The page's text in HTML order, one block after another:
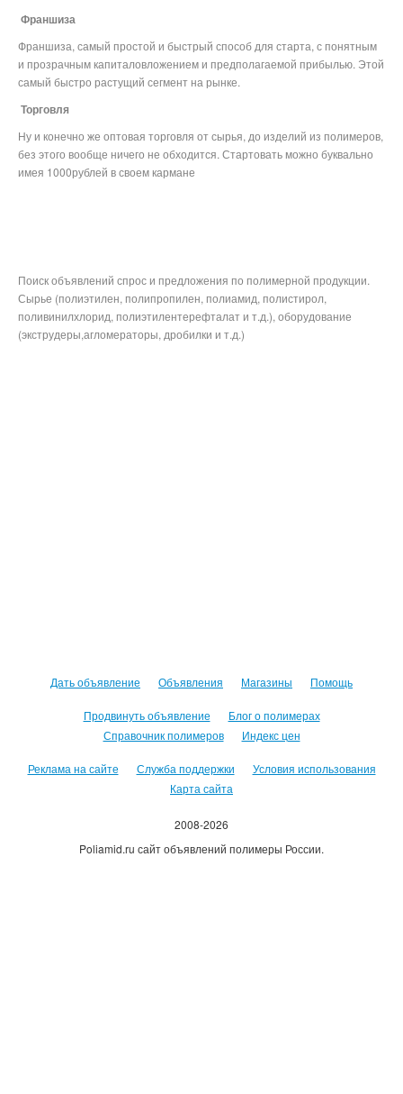
Франшиза
Франшиза, самый простой и быстрый способ для старта, с понятным
и прозрачным капиталовложением и предполагаемой прибылью. Этой
самый быстро растущий сегмент на рынке.
Торговля
Ну и конечно же оптовая торговля от сырья, до изделий из полимеров,
без этого вообще ничего не обходится. Стартовать можно буквально
имея 1000рублей в своем кармане
Поиск объявлений спрос и предложения по полимерной продукции.
Сырье (полиэтилен, полипропилен, полиамид, полистирол,
поливинилхлорид, полиэтилентерефталат и т.д.), оборудование
(экструдеры,агломераторы, дробилки и т.д.)
Дать объявление Объявления Магазины Помощь
Продвинуть объявление
Блог о полимерах
Справочник полимеров
Индекс цен
Реклама на сайте Служба поддержки
Условия использования
Карта сайта
2008-2026
Poliamid.ru сайт объявлений полимеры России.